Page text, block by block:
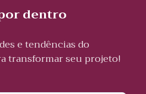
dentro
e tendências do
transformar seu projeto!